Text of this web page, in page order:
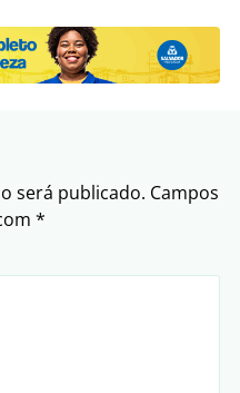
será publicado. Campos
*